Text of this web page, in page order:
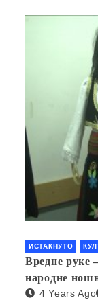
ИСТАКНУТО
Вредне руке
народне
4 Years Ago